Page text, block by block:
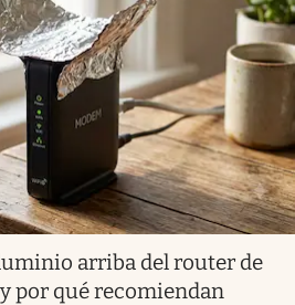
arriba del router de
por qué recomiendan